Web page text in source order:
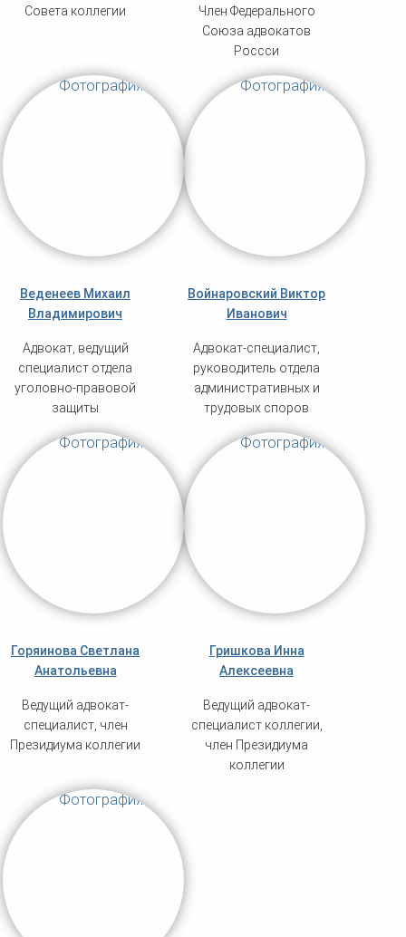
Совета коллегии
Член Федерального
Союза адвокатов
Россси
Веденеев Михаил
Владимирович
Адвокат, ведущий
специалист отдела
уголовно-правовой
защиты
Войнаровский Виктор
Иванович
Адвокат-специалист,
руководитель отдела
административных и
трудовых споров
Горяинова Светлана
Анатольевна
Ведущий адвокат-
специалист, член
Президиума коллегии
Гришкова Инна
Алексеевна
Ведущий адвокат-
специалист коллегии,
член Президиума
коллегии